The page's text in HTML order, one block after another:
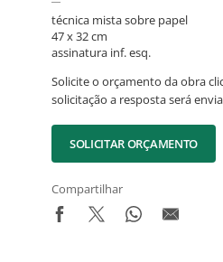
técnica mista sobre papel
47 x 32 cm
assinatura inf. esq.
Solicite o orçamento da obra
solicitação a resposta será
SOLICITAR ORÇAMENTO
Compartilhar